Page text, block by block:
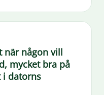
när någon vill
mycket bra på
i datorns